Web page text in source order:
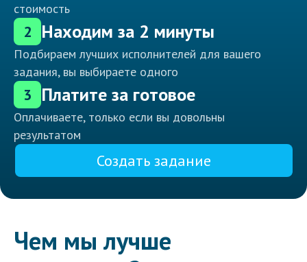
стоимость
2 Находим за 2 минуты
Подбираем лучших исполнителей для вашего
задания, вы выбираете одного
3 Платите за готовое
Оплачиваете, только если вы довольны
результатом
Создать задание
Чем мы лучше